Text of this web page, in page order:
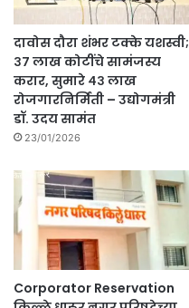
दावोस दौरा शंभर टक्के यशस्वी;
३७ लाख कोटींचे सामंजस्य
करार, सुमारे ४३ लाख
रोजगारनिर्मिती – उद्योगमंत्री
डॉ. उदय सामंत
23/01/2026
Corporator Reservation